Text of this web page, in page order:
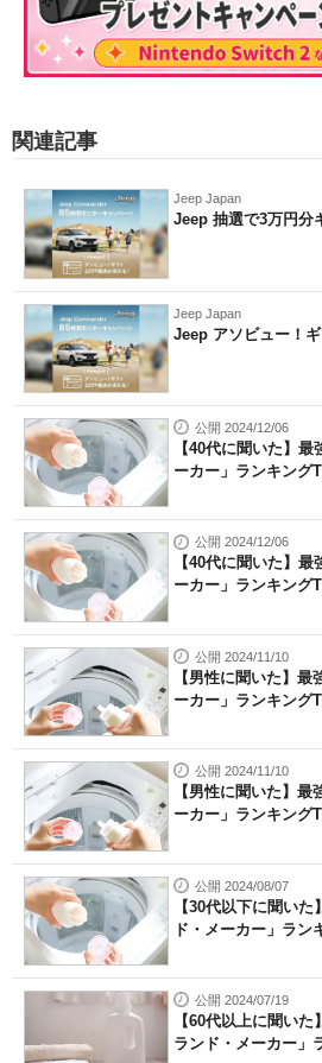
関連記事
Jeep Japan
Jeep 抽選で3万円分
Jeep Japan
Jeep アソビュー！
公開 2024/12/06
【40代に聞いた】
ーカー」ランキン
公開 2024/12/06
【40代に聞いた】
ーカー」ランキン
公開 2024/11/10
【男性に聞いた】
ーカー」ランキン
公開 2024/11/10
【男性に聞いた】
ーカー」ランキン
公開 2024/08/07
【30代以下に聞い
ド・メーカー」ラ
公開 2024/07/19
【60代以上に聞い
ランド・メーカー」